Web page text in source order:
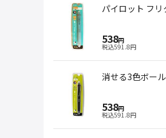
パイロット フ
538円
税込591.8円
消せる3色ボー
538円
税込591.8円